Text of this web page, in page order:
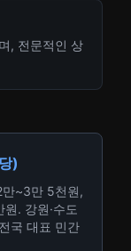
, 전문적인 상
)
~3만 5천원,
. 강원·수도
국 대표 민간